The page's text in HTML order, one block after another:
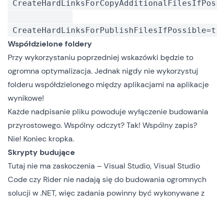
Współdzielone foldery
Przy wykorzystaniu poprzedniej wskazówki będzie to
ogromna optymalizacja. Jednak nigdy nie wykorzystuj
folderu współdzielonego między aplikacjami na aplikacje
wynikowe!
Każde nadpisanie pliku powoduje wyłączenie budowania
przyrostowego. Wspólny odczyt? Tak! Wspólny zapis?
Nie! Koniec kropka.
Skrypty budujące
Tutaj nie ma zaskoczenia – Visual Studio, Visual Studio
Code czy Rider nie nadają się do budowania ogromnych
solucji w .NET, więc zadania powinny być wykonywane z